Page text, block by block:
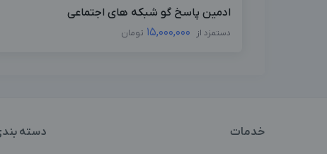
ادمین پاسخ گو شبکه های اجتماعی
دستمزد از 15,000,000 تومان
خدمات دسته